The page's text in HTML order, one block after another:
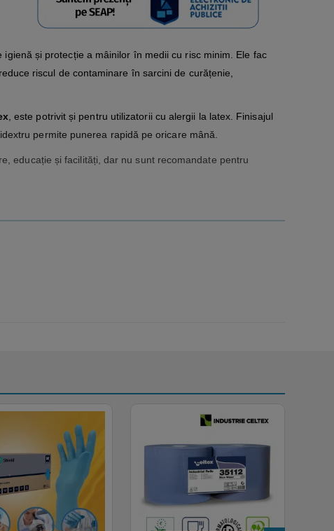
igienă și protecție a mâinilor în medii cu risc minim. Ele fac
riscul de contaminare în sarcini de curățenie,
, este potrivit și pentru utilizatorii cu alergii la latex. Finisajul
permite punerea rapidă pe oricare mână.
educație și facilități, dar nu sunt recomandate pentru